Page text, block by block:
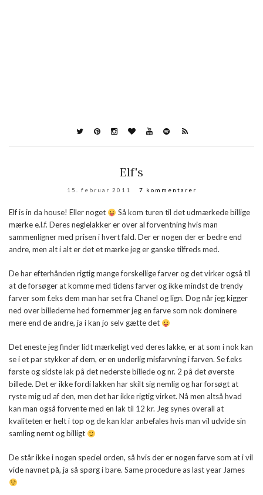
Elf's
15. februar 2011 7 kommentarer
Elf is in da house! Eller noget
Så kom turen til det udmærkede billige
mærke e.l.f. Deres neglelakker er over al forventning hvis man
sammenligner med prisen i hvert fald. Der er nogen der er bedre end
andre, men alt i alt er det et mærke jeg er ganske tilfreds med.
De har efterhånden rigtig mange forskellige farver og det virker også til
at de forsøger at komme med tidens farver og ikke mindst de trendy
farver som f.eks dem man har set fra Chanel og lign. Dog når jeg kigger
ned over billederne hed fornemmer jeg en farve som nok dominere
mere end de andre, ja i kan jo selv gætte det
Det eneste jeg finder lidt mærkeligt ved deres lakke, er at som i nok kan
se i et par stykker af dem, er en underlig misfarvning i farven. Se f.eks
første og sidste lak på det nederste billede og nr. 2 på det øverste
billede. Det er ikke fordi lakken har skilt sig nemlig og har forsøgt at
ryste mig ud af den, men det har ikke rigtig virket. Nå men altså hvad
kan man også forvente med en lak til 12 kr. Jeg synes overall at
kvaliteten er helt i top og de kan klar anbefales hvis man vil udvide sin
samling nemt og billigt
De står ikke i nogen speciel orden, så hvis der er nogen farve som at i vil
vide navnet på, ja så spørg i bare. Same procedure as last year James